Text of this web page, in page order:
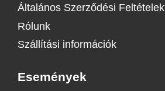
Általános Szerződési Feltételek
Rólunk
Szállítási információk
Események